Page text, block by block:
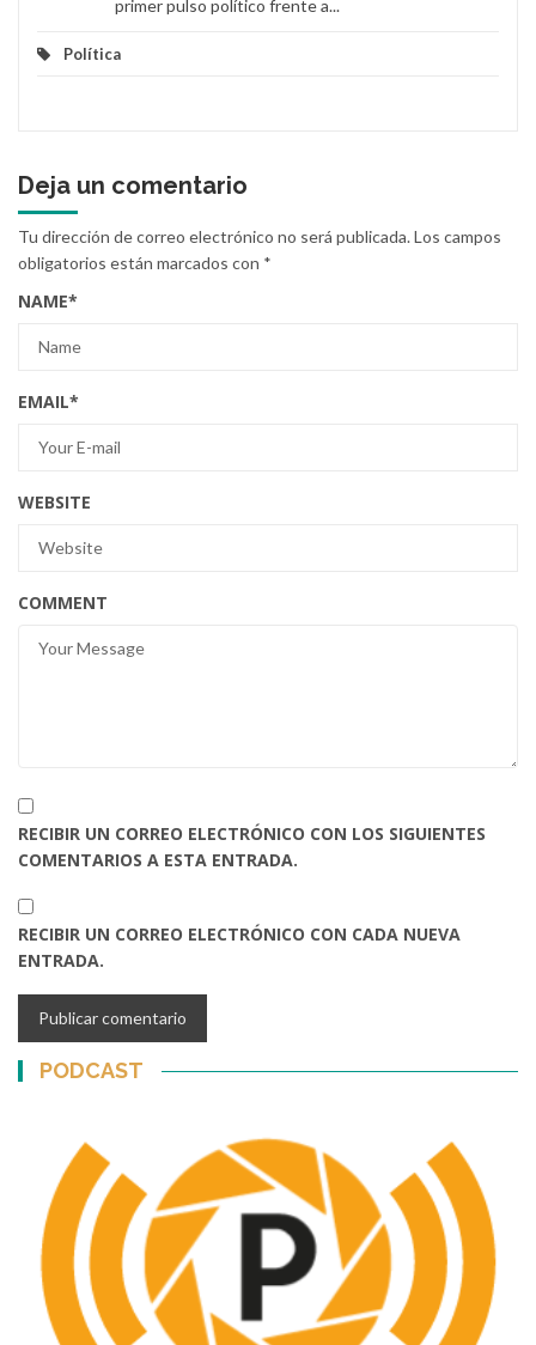
primer pulso político frente a...
Política
Deja un comentario
Tu dirección de correo electrónico no será publicada.Los campos
obligatorios están marcados con *
NAME*
EMAIL*
WEBSITE
COMMENT
RECIBIR UN CORREO ELECTRÓNICO CON LOS SIGUIENTES
COMENTARIOS A ESTA ENTRADA.
RECIBIR UN CORREO ELECTRÓNICO CON CADA NUEVA
ENTRADA.
PODCAST